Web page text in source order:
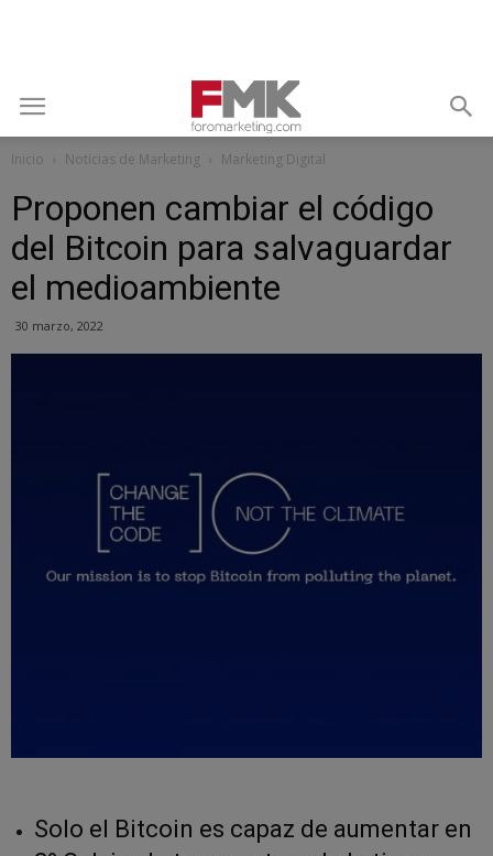
Inicio Noticias de Marketing Marketing Digital
Proponen cambiar el código
del Bitcoin para salvaguardar
el medioambiente
30 marzo, 2022
Solo el Bitcoin es capaz de aumentar en